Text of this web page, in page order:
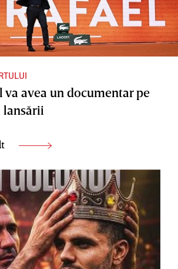
va avea un documentar pe
lansării